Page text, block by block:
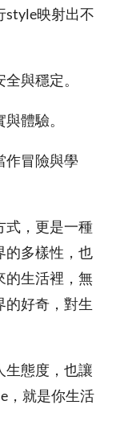
style映射出不
與穩定。
體驗。
作冒險與學
式，更是一種
的多樣性，也
的生活裡，無
的好奇，對生
生態度，也讓
，就是你生活